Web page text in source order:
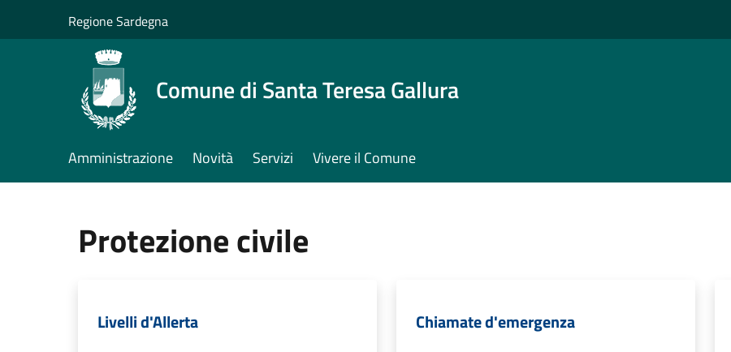
Regione Sardegna
Comune di Santa Teresa Gallura
Amministrazione Novità Servizi Vivere il Comune
Protezione civile
Livelli d'Allerta Chiamate d'emergenza